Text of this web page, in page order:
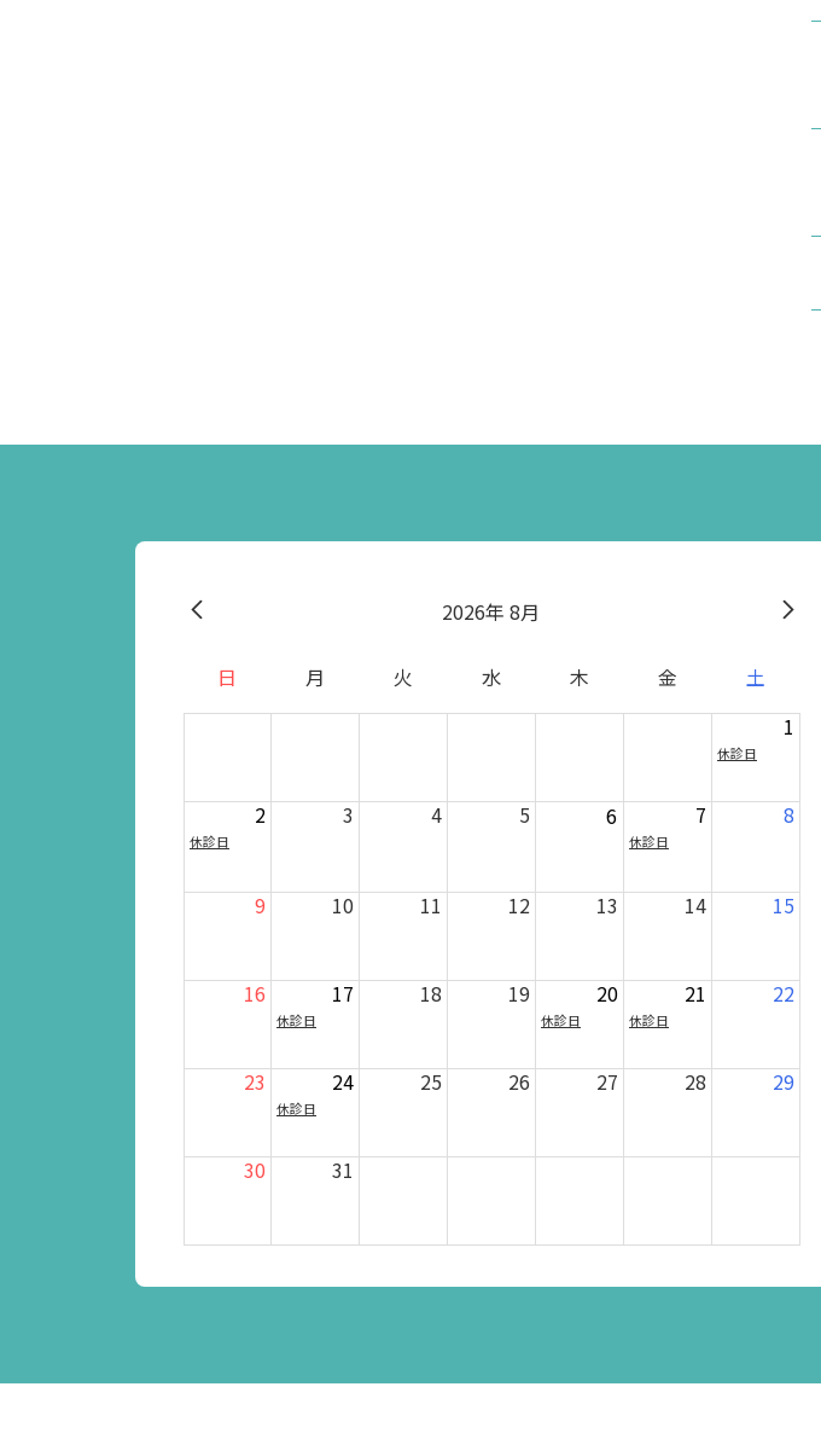
2026 8月
日 月 火 水 木 金
土
1
休診日
2
休診日
3 4 5 6 7
休診日
8
9 10 11 12 13 14 15
16 17
休診日
18 19 20
休診日
21
休診日
22
23 24
休診日
25 26 27 28 29
30 31